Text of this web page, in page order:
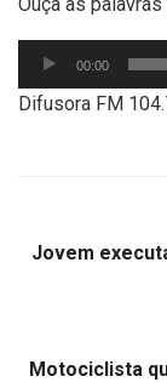
Tocador
de
áudio
00:00
Difusora FM
Jovem
Motociclista